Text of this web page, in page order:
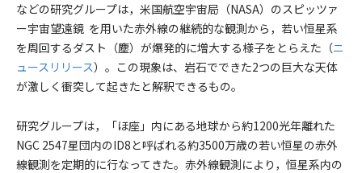
などの研究グループは，米国航空宇宙局（NASA）のスピッツァ
ー宇宙望遠鏡 を用いた赤外線の継続的な観測から，若い恒星系
を周回するダスト（塵）が爆発的に増大する様子をとらえた（ニ
ュースリリース）。この現象は、岩石でできた2つの巨大な天体
が激しく衝突して起きたと解釈できるもの。
研究グループは，「ほ座」内にある地球から約1200光年離れた
NGC 2547星団内のID8と呼ばれる約3500万歳の若い恒星の赤外
線観測を定期的に行なってきた。赤外線観測により，恒星系内の